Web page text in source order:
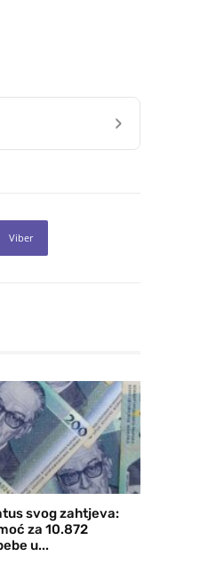
›
Viber
svog zahtjeva:
za 10.872
u...